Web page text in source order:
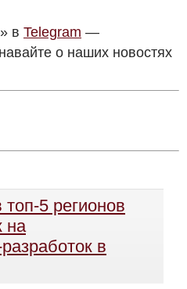
в Telegram —
о наших новостях
5 регионов
на
в